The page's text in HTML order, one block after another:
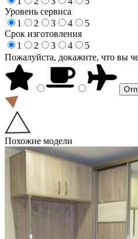
Уровень сервиса
1
2 3 4
5
Срок изготовления
1
2 3 4
5
Пожалуйста, докажите, что вы
Похожие модели